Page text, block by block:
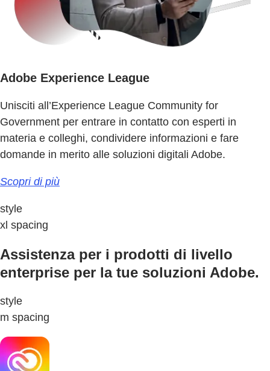
Adobe Experience League
Unisciti all’Experience League Community for
Government per entrare in contatto con esperti in
materia e colleghi, condividere informazioni e fare
domande in merito alle soluzioni digitali Adobe.
Scopri di più
style
xl spacing
Assistenza per i prodotti di livello
enterprise per la tue soluzioni Adobe.
style
m spacing